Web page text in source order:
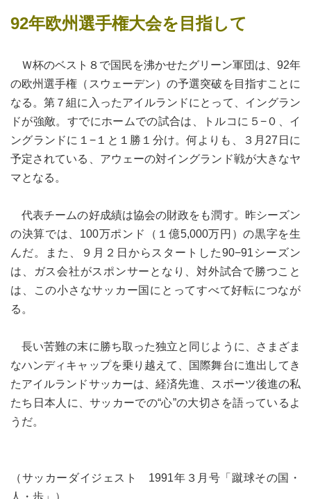
92年欧州選手権大会を目指して
Ｗ杯のベスト８で国民を沸かせたグリーン軍団は、92年
の欧州選手権（スウェーデン）の予選突破を目指すことに
なる。第７組に入ったアイルランドにとって、イングラン
ドが強敵。すでにホームでの試合は、トルコに５−０、イ
ングランドに１−１と１勝１分け。何よりも、３月27日に
予定されている、アウェーの対イングランド戦が大きなヤ
マとなる。
代表チームの好成績は協会の財政をも潤す。昨シーズン
の決算では、100万ポンド（１億5,000万円）の黒字を生
んだ。また、９月２日からスタートした90−91シーズン
は、ガス会社がスポンサーとなり、対外試合で勝つこと
は、この小さなサッカー国にとってすべて好転につなが
る。
長い苦難の末に勝ち取った独立と同じように、さまざま
なハンディキャップを乗り越えて、国際舞台に進出してき
たアイルランドサッカーは、経済先進、スポーツ後進の私
たち日本人に、サッカーでの“心”の大切さを語っているよ
うだ。
（サッカーダイジェスト 1991年３月号「蹴球その国・